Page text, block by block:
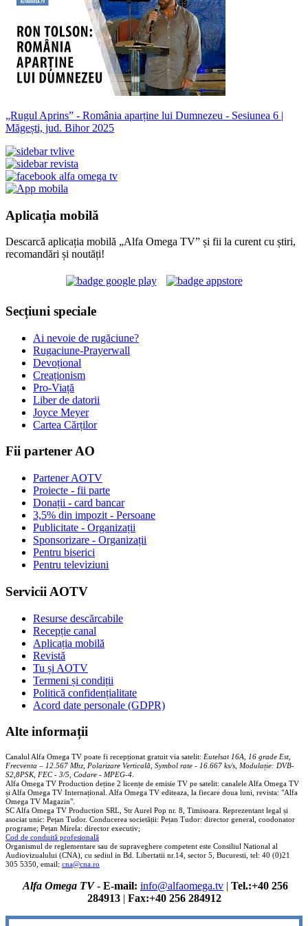
„Rugul Aprins” - România aparține lui Dumnezeu - Sesiunea 6 |
Măgești, jud. Bihor 2025
Aplicația mobilă
Descarcă aplicația mobilă „Alfa Omega TV” și fii la curent cu știri,
recomandări și noutăți!
Secțiuni speciale
Ai nevoie de rugăciune?
Rugaciune-Prayerwall
Devoțional
Creaționism
Pro-Viață
Liber de datorii
Joyce Meyer
Cartea Cărților
Fii partener AO
Partener AOTV
Proiecte - fii parte
Donații - card bancar
3,5% din impozit - Persoane
Publicitate - Organizații
Sponsorizare - Organizații
Pentru biserici
Pentru televiziuni
Servicii AOTV
Resurse descărcabile
Recepție canal
Aplicația mobilă
Revistă
Tu și AOTV
Termeni și condiții
Politică confidențialitate
Acord date personale (GDPR)
Alte informații
Canalul Alfa Omega TV poate fi recepționat gratuit via satelit: Eutelsat 16A, 16 grade Est,
Frecventa – 12.567 Mhz, Polarizare Verticală, Symbol rate - 16.667 ks/s, Modulație: DVB-
S2,8PSK, FEC - 3/5, Codare - MPEG-4
Alfa Omega TV Production deține 2 licențe de emisie TV pe satelit: canalele Alfa Omega TV
și Alfa Omega TV Internațional. Alfa Omega TV editeaza, la fiecare doua luni, revista: "Alfa
Omega TV Magazin".
SC Alfa Omega TV Production SRL, Str Aurel Pop nr. 8, Timisoara. Reprezentant legal și
asociat unic: Pețan Tudor. Conducerea societății: Pețan Tudor: director general, coodonator
programe; Pețan Mirela: director executiv;
Cod de conduită profesională
Organismul de reglementare sau de supraveghere competent este Consiliul National al
Audiovizualului (CNA), cu sediul in Bd. Libertatii nr.14, sector 5, Bucuresti, tel: 40 (0)21
305 5350, email: cna@cna.ro
Alfa Omega TV- E-mail: info@alfaomega.tv | Tel.:+40 256
284913| Fax:+40 256 284912